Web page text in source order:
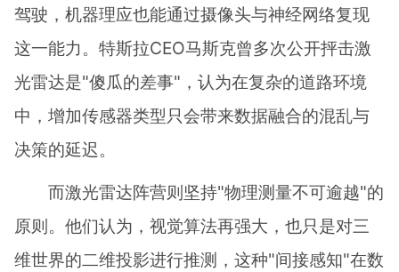
驾驶，机器理应也能通过摄像头与神经网络复现
这一能力。特斯拉CEO马斯克曾多次公开抨击激
光雷达是"傻瓜的差事"，认为在复杂的道路环境
中，增加传感器类型只会带来数据融合的混乱与
决策的延迟。
而激光雷达阵营则坚持"物理测量不可逾越"的
原则。他们认为，视觉算法再强大，也只是对三
维世界的二维投影进行推测，这种"间接感知"在数